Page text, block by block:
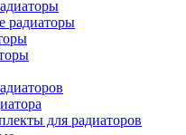
радиаторы
для радиаторов